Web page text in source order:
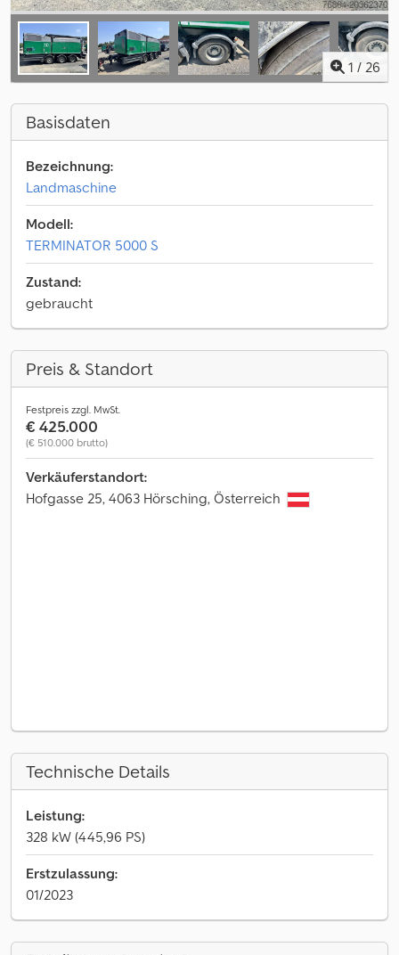
1 / 26
Basisdaten
Bezeichnung:
Landmaschine
Modell:
TERMINATOR 5000 S
Zustand:
gebraucht
Preis & Standort
Festpreis zzgl. MwSt.
€ 425.000
(€ 510.000 brutto)
Verkäuferstandort:
Hofgasse 25, 4063 Hörsching, Österreich
Technische Details
Leistung:
328 kW (445,96 PS)
Erstzulassung:
01/2023